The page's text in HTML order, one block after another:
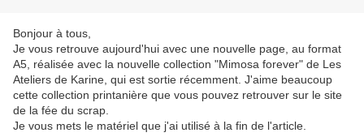
Bonjour à tous,
Je vous retrouve aujourd'hui avec une nouvelle page, au format
A5, réalisée avec la nouvelle collection "Mimosa forever" de Les
Ateliers de Karine, qui est sortie récemment. J'aime beaucoup
cette collection printanière que vous pouvez retrouver sur le site
de la fée du scrap.
Je vous mets le matériel que j'ai utilisé à la fin de l'article.